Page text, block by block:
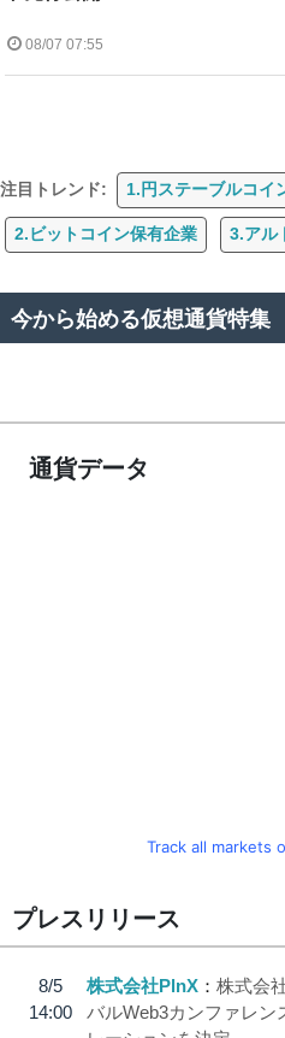
08/07 07:55
注目トレンド: 1.円ステーブルコイ
2.ビットコイン保有企業 3.アル
今から始める仮想通貨特集
通貨データ
Track all markets
プレスリリース
8/5
14:00
株式会社PlnX
株式会
バルWeb3カンファレン